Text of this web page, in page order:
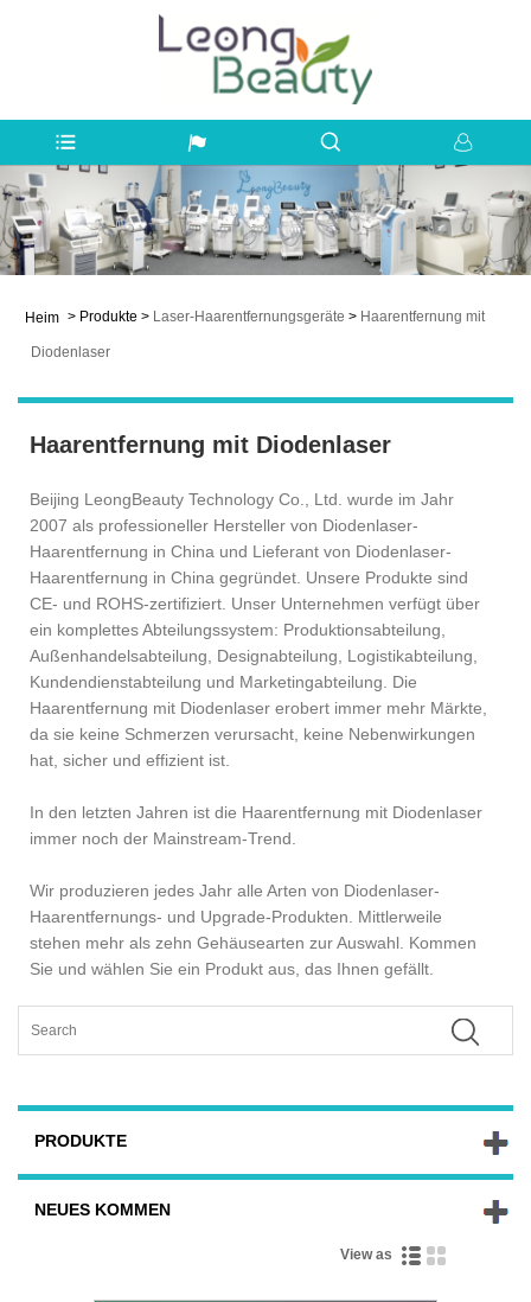
Heim > Produkte > Laser-Haarentfernungsgeräte > Haarentfernung mit
Diodenlaser
Haarentfernung mit Diodenlaser
Beijing LeongBeauty Technology Co., Ltd. wurde im Jahr
2007 als professioneller Hersteller von Diodenlaser-
Haarentfernung in China und Lieferant von Diodenlaser-
Haarentfernung in China gegründet. Unsere Produkte sind
CE- und ROHS-zertifiziert. Unser Unternehmen verfügt über
ein komplettes Abteilungssystem: Produktionsabteilung,
Außenhandelsabteilung, Designabteilung, Logistikabteilung,
Kundendienstabteilung und Marketingabteilung. Die
Haarentfernung mit Diodenlaser erobert immer mehr Märkte,
da sie keine Schmerzen verursacht, keine Nebenwirkungen
hat, sicher und effizient ist.
In den letzten Jahren ist die Haarentfernung mit Diodenlaser
immer noch der Mainstream-Trend.
Wir produzieren jedes Jahr alle Arten von Diodenlaser-
Haarentfernungs- und Upgrade-Produkten. Mittlerweile
stehen mehr als zehn Gehäusearten zur Auswahl. Kommen
Sie und wählen Sie ein Produkt aus, das Ihnen gefällt.
PRODUKTE
NEUES KOMMEN
View as